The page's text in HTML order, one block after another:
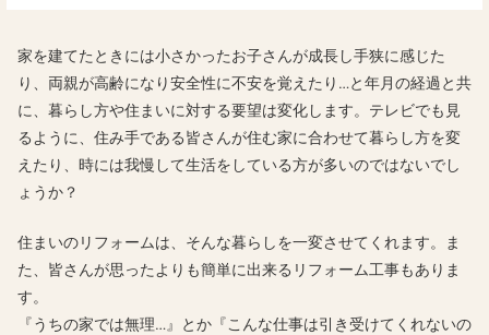
家を建てたときには小さかったお子さんが成長し手狭に感じた
り、両親が高齢になり安全性に不安を覚えたり…と年月の経過と共
に、暮らし方や住まいに対する要望は変化します。テレビでも見
るように、住み手である皆さんが住む家に合わせて暮らし方を変
えたり、時には我慢して生活をしている方が多いのではないでし
ょうか？
住まいのリフォームは、そんな暮らしを一変させてくれます。ま
た、皆さんが思ったよりも簡単に出来るリフォーム工事もありま
す。
『うちの家では無理…』とか『こんな仕事は引き受けてくれないの